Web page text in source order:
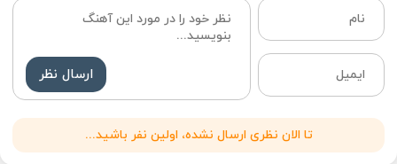
ارسال نظر
تا الان نظری ارسال نشده، اولین نفر باشید...